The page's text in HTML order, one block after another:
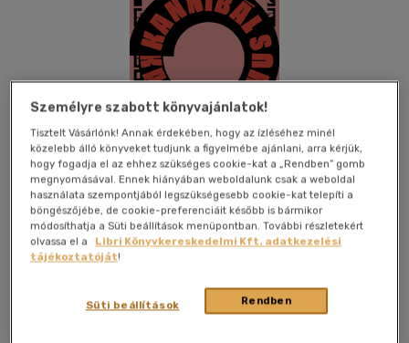
Beleolvasok
Személyre szabott könyvajánlatok!
Tisztelt Vásárlónk! Annak érdekében, hogy az ízléséhez minél
közelebb álló könyveket tudjunk a figyelmébe ajánlani, arra kérjük,
hogy fogadja el az ehhez szükséges cookie-kat a „Rendben” gomb
megnyomásával. Ennek hiányában weboldalunk csak a weboldal
használata szempontjából legszükségesebb cookie-kat telepíti a
böngészőjébe, de cookie-preferenciáit később is bármikor
módosíthatja a Süti beállítások menüpontban. További részletekért
olvassa el a
Libri Könyvkereskedelmi Kft. adatkezelési
tájékoztatóját!
Rendben
Süti beállítások